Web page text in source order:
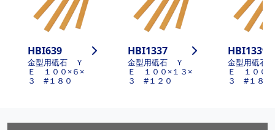
HBI639
金型用砥石 Ｙ
Ｅ １００×６×
３ #１８０
HBI1337
金型用砥石 Ｙ
Ｅ １００×１３×
３ #１２０
HBI1339
金型用砥石
Ｅ １００×
３ #１８０